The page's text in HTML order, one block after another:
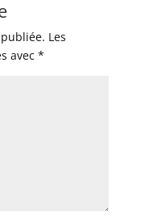
Les
avec *